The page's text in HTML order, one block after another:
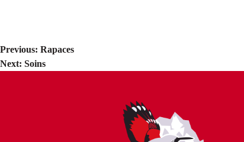
Navigation
Previous: Rapaces
Next: Soins